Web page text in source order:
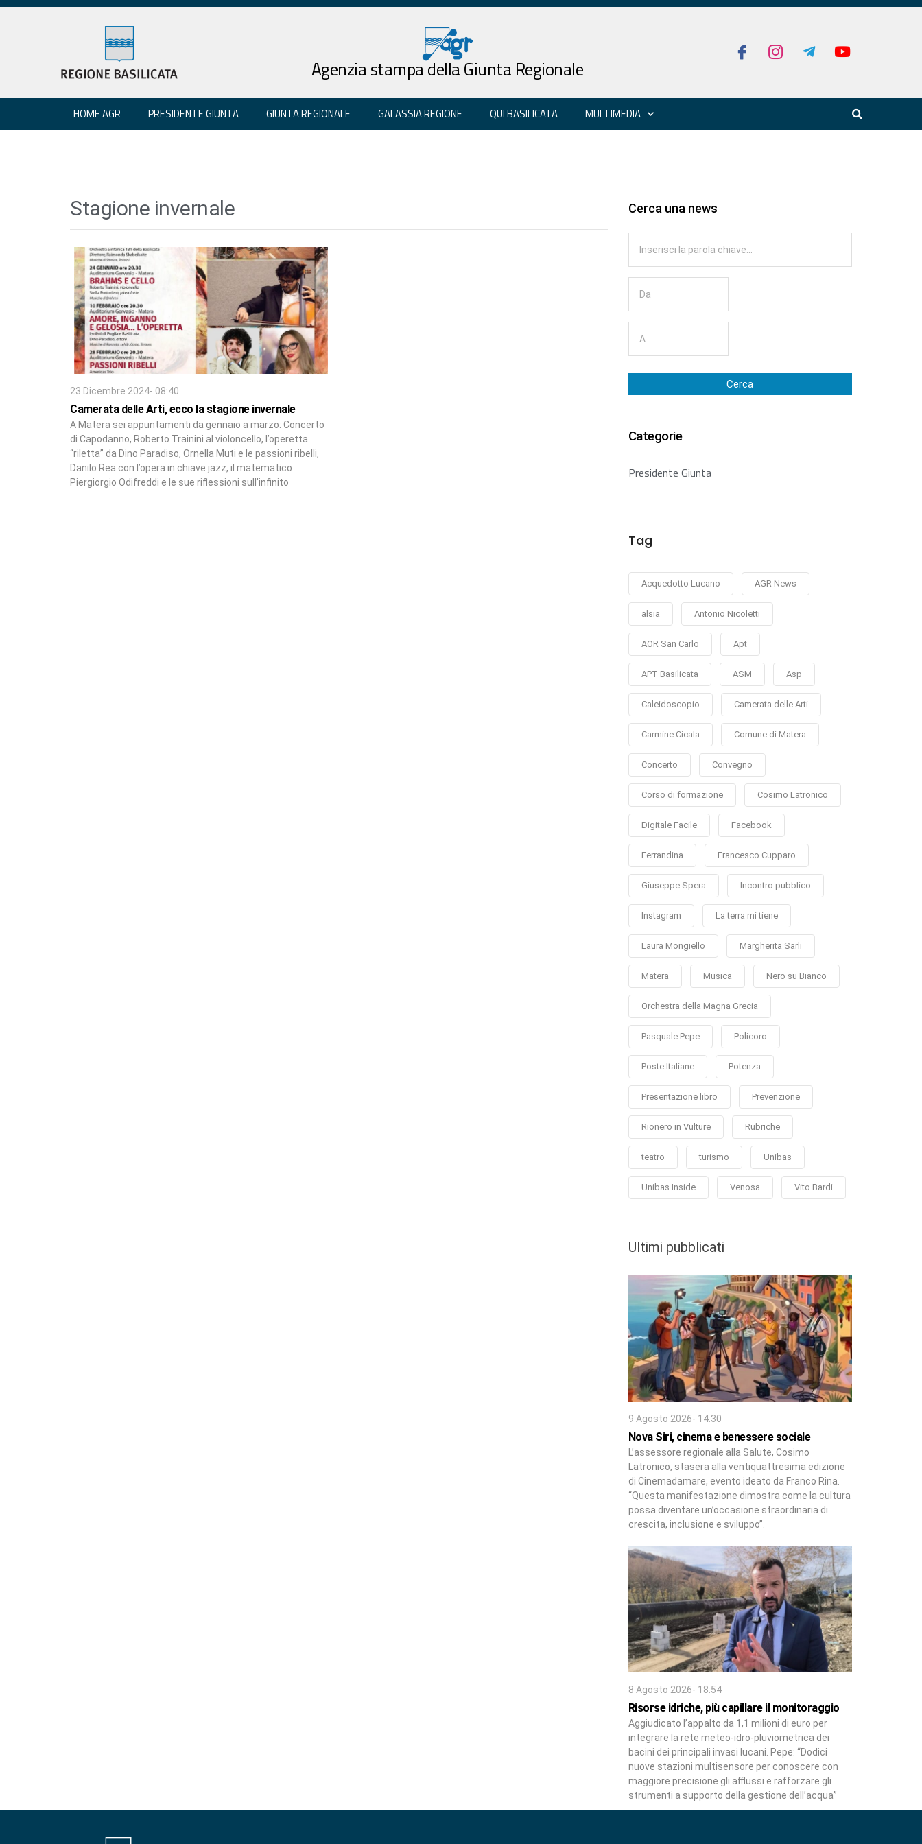
Agenzia stampa della Giunta Regionale
HOME AGR PRESIDENTE GIUNTA GIUNTA REGIONALE GALASSIA REGIONE QUI BASILICATA MULTIMEDIA
Stagione invernale
23 Dicembre 2024- 08:40
Camerata delle Arti, ecco la stagione invernale
A Matera sei appuntamenti da gennaio a marzo: Concerto
di Capodanno, Roberto Trainini al violoncello, l’operetta
“riletta” da Dino Paradiso, Ornella Muti e le passioni ribelli,
Danilo Rea con l’opera in chiave jazz, il matematico
Piergiorgio Odifreddi e le sue riflessioni sull’infinito
Cerca una news
Cerca
Categorie
Presidente Giunta
Tag
Acquedotto Lucano AGR News
alsia Antonio Nicoletti
AOR San Carlo Apt
APT Basilicata ASM Asp
Caleidoscopio Camerata delle Arti
Carmine Cicala Comune di Matera
Concerto Convegno
Corso di formazione Cosimo Latronico
Digitale Facile Facebook
Ferrandina Francesco Cupparo
Giuseppe Spera Incontro pubblico
Instagram La terra mi tiene
Laura Mongiello Margherita Sarli
Matera Musica Nero su Bianco
Orchestra della Magna Grecia
Pasquale Pepe Policoro
Poste Italiane Potenza
Presentazione libro Prevenzione
Rionero in Vulture Rubriche
teatro turismo Unibas
Unibas Inside Venosa Vito Bardi
Ultimi pubblicati
9 Agosto 2026- 14:30
Nova Siri, cinema e benessere sociale
L’assessore regionale alla Salute, Cosimo
Latronico, stasera alla ventiquattresima edizione
di Cinemadamare, evento ideato da Franco Rina.
“Questa manifestazione dimostra come la cultura
possa diventare un’occasione straordinaria di
crescita, inclusione e sviluppo”.
8 Agosto 2026- 18:54
Risorse idriche, più capillare il monitoraggio
Aggiudicato l’appalto da 1,1 milioni di euro per
integrare la rete meteo-idro-pluviometrica dei
bacini dei principali invasi lucani. Pepe: “Dodici
nuove stazioni multisensore per conoscere con
maggiore precisione gli afflussi e rafforzare gli
strumenti a supporto della gestione dell’acqua”